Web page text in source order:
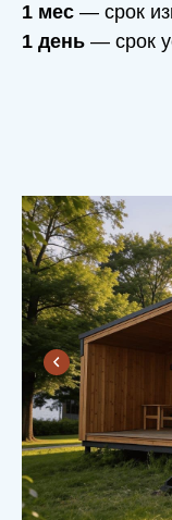
1 мес — срок
1 день — срок